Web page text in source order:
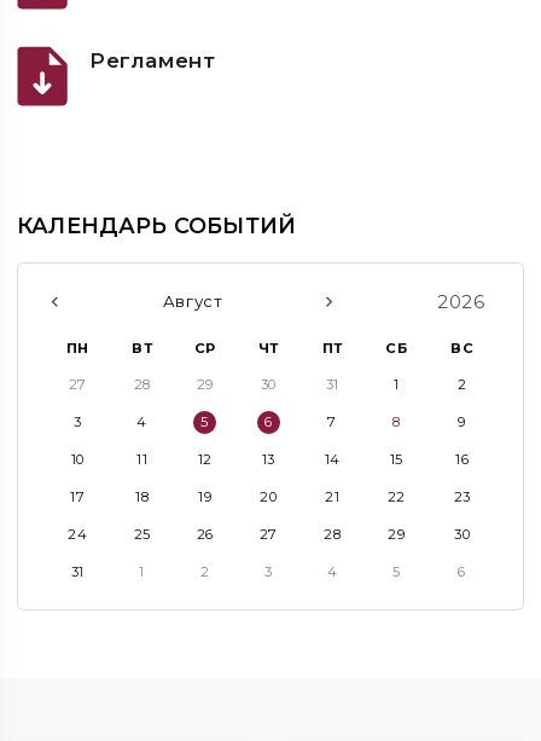
Регламент
КАЛЕНДАРЬ СОБЫТИЙ
Август 2026
ПН ВТ СР ЧТ ПТ СБ ВС
27 28 29 30 31 1 2
3 4 5 6 7 8 9
10 11 12 13 14 15 16
17 18 19 20 21 22 23
24 25 26 27 28 29 30
31 1 2 3 4 5 6